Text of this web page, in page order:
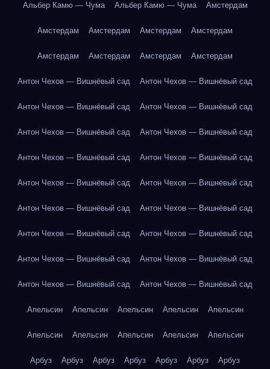
Альбер Камю — Чума Альбер Камю — Чума Амстердам
Амстердам Амстердам Амстердам Амстердам
Амстердам Амстердам Амстердам Амстердам
Антон Чехов — Вишнёвый сад Антон Чехов — Вишнёвый сад
Антон Чехов — Вишнёвый сад Антон Чехов — Вишнёвый сад
Антон Чехов — Вишнёвый сад Антон Чехов — Вишнёвый сад
Антон Чехов — Вишнёвый сад Антон Чехов — Вишнёвый сад
Антон Чехов — Вишнёвый сад Антон Чехов — Вишнёвый сад
Антон Чехов — Вишнёвый сад Антон Чехов — Вишнёвый сад
Антон Чехов — Вишнёвый сад Антон Чехов — Вишнёвый сад
Антон Чехов — Вишнёвый сад Антон Чехов — Вишнёвый сад
Антон Чехов — Вишнёвый сад Антон Чехов — Вишнёвый сад
Апельсин Апельсин Апельсин Апельсин Апельсин
Апельсин Апельсин Апельсин Апельсин Апельсин
Арбуз Арбуз Арбуз Арбуз Арбуз Арбуз Арбуз